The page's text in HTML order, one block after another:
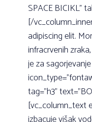
SPACE BICIKL”
[/
adipiscing elit.
infracrvenih
je za
tag=”h3”
[vc_column_text